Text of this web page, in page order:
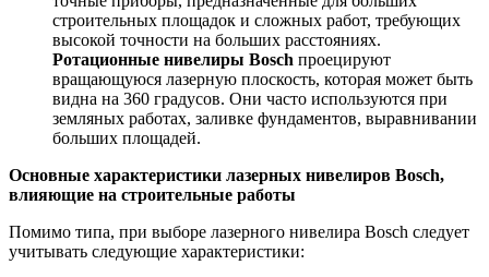
строительных площадок и сложных работ, требующих
высокой точности на больших расстояниях.
Ротационные нивелиры Bosch проецируют
вращающуюся лазерную плоскость, которая может быть
видна на 360 градусов. Они часто используются при
земляных работах, заливке фундаментов, выравнивании
больших площадей.
Основные характеристики лазерных нивелиров Bosch,
влияющие на строительные работы
Помимо типа, при выборе лазерного нивелира Bosch следует
учитывать следующие характеристики: